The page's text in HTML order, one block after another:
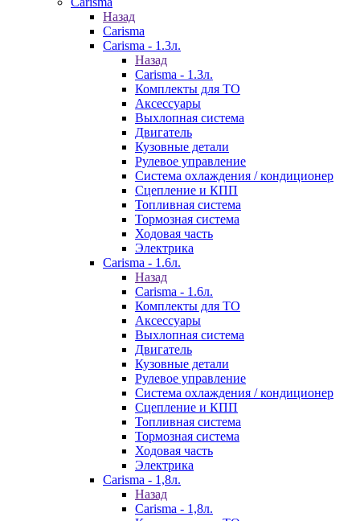
Назад
Carisma
Carisma - 1.3л.
Назад
Carisma - 1.3л.
Комплекты для ТО
Аксессуары
Выхлопная система
Двигатель
Кузовные детали
Рулевое управление
Система охлаждения / кондиционер
Сцепление и КПП
Топливная система
Тормозная система
Ходовая часть
Электрика
Carisma - 1.6л.
Назад
Carisma - 1.6л.
Комплекты для ТО
Аксессуары
Выхлопная система
Двигатель
Кузовные детали
Рулевое управление
Система охлаждения / кондиционер
Сцепление и КПП
Топливная система
Тормозная система
Ходовая часть
Электрика
Carisma - 1,8л.
Назад
Carisma - 1,8л.